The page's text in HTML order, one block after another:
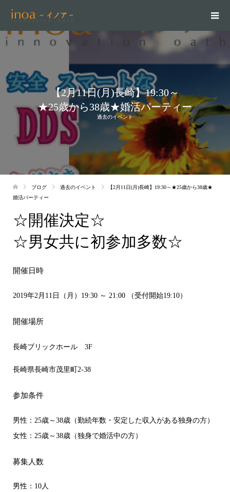
【2月11日(月)長崎】19:30～
★25歳から38歳★婚活パーティー
過去のイベント
ブログ 過去のイベント
【2月11日(月)長崎】19:30～★25歳から38歳★
婚活パーティー
☆開催決定☆
☆男女共に初参加多数☆
開催日時
2019年2月11日（月）19:30 ～ 21:00 （受付開始19:10）
開催場所
長崎ブリックホール 3F
長崎県長崎市茂里町2-38
参加条件
男性：25歳～38歳（勤続年数・安定した収入がある独身の方）
女性：25歳～38歳（独身で婚活中の方）
募集人数
男性：10人